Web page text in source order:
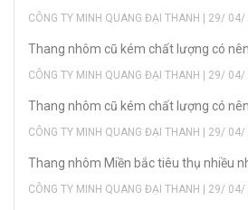
CÔNG TY MINH QUANG ĐẠI THANH | 29/
Thang nhôm cũ kém chất lượng có
CÔNG TY MINH QUANG ĐẠI THANH | 29/
Thang nhôm cũ kém chất lượng có
CÔNG TY MINH QUANG ĐẠI THANH | 29/
Thang nhôm Miền bắc tiêu thụ nhiều
CÔNG TY MINH QUANG ĐẠI THANH | 29/